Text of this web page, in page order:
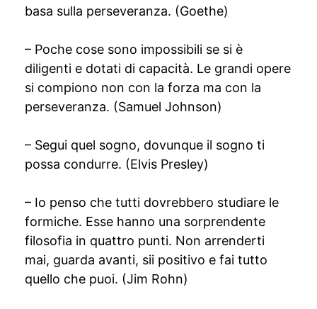
basa sulla perseveranza. (Goethe)
– Poche cose sono impossibili se si è
diligenti e dotati di capacità. Le grandi opere
si compiono non con la forza ma con la
perseveranza. (Samuel Johnson)
– Segui quel sogno, dovunque il sogno ti
possa condurre. (Elvis Presley)
– Io penso che tutti dovrebbero studiare le
formiche. Esse hanno una sorprendente
filosofia in quattro punti. Non arrenderti
mai, guarda avanti, sii positivo e fai tutto
quello che puoi. (Jim Rohn)